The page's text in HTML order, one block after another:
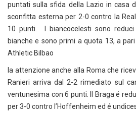
puntati sulla sfida della Lazio in casa
sconfitta esterna per 2-0 contro la
10 punti. I biancocelesti sono
bianche e sono primi a quota 13, a
Athletic Bilbao
Ia attenzione anche alla Roma che
Ranieri arriva dal 2-2 rimediato sul
ventunesima con 6 punti. Il Braga é
per 3-0 contro l’Hoffenheim ed é